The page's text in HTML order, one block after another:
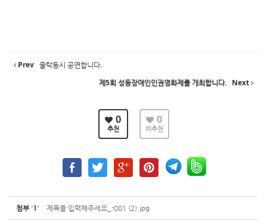
Prev 줄탁동시 공연합니다.
제5회 성동장애인인권영화제를 개최합니다. Next
0
추천
0
비추천
첨부 '1 ' 제목을 입력해주세요_-001 (2).jpg